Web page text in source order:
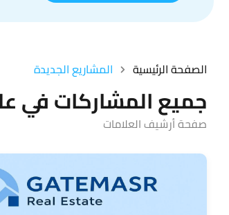
الصفحة الرئيسية المشاريع الجديدة
جميع المشاركات في
صفحة أرشيف العلامات